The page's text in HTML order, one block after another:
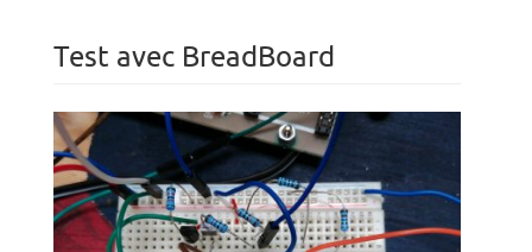
Test avec BreadBoard